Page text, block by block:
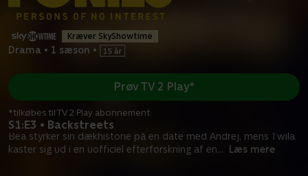
Kræver SkyShowtime
Drama • 1 sæson •
S1:E3 • Backstreets
Bea styrker sin dækhistorie på en date med Andrej, mens Twila
kaster sig ud i en uofficiel efterforskning af en... Læs mere
Prøv TV 2 Play*
*tilkøbes til TV 2 Play abonnement